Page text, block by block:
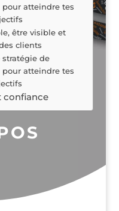
atteindre tes
être visible et
clients
stratégie de
atteindre tes
confiance